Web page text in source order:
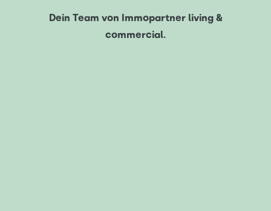
Dein Team von Immopartner living &
commercial.